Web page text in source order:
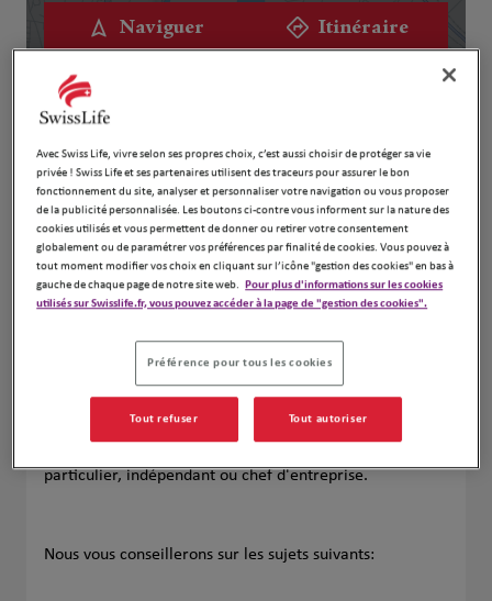
Naviguer Itinéraire
Bienvenue dans notre agence situé 11 Rue Saint Pierre à
particulier, indépendant ou chef d'entreprise.
Nous vous conseillerons sur les sujets suivants:
Avec Swiss Life, vivre selon ses propres choix, c’est aussi choisir de protéger sa vie
privée ! Swiss Life et ses partenaires utilisent des traceurs pour assurer le bon
fonctionnement du site, analyser et personnaliser votre navigation ou vous proposer
de la publicité personnalisée. Les boutons ci-contre vous informent sur la nature des
cookies utilisés et vous permettent de donner ou retirer votre consentement
globalement ou de paramétrer vos préférences par finalité de cookies. Vous pouvez à
tout moment modifier vos choix en cliquant sur l’icône "gestion des cookies" en bas à
gauche de chaque page de notre site web. Pour plus d'informations sur les cookies
utilisés sur Swisslife.fr, vous pouvez accéder à la page de "gestion des cookies".
Préférence pour tous les cookies
Tout refuser Tout autoriser